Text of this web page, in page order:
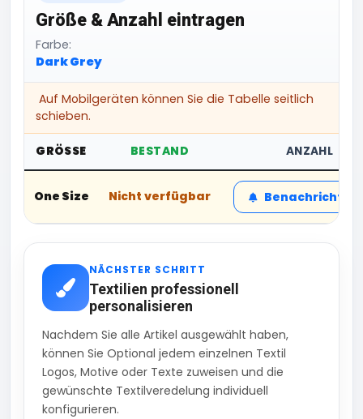
Größe & Anzahl eintragen
Farbe:
Dark Grey
Auf Mobilgeräten können Sie die Tabelle seitlich
schieben.
GRÖSSE BESTAND ANZAHL
One Size Nicht verfügbar
NÄCHSTER SCHRITT
Textilien professionell
personalisieren
Nachdem Sie alle Artikel ausgewählt haben,
können Sie Optional jedem einzelnen Textil
Logos, Motive oder Texte zuweisen und die
gewünschte Textilveredelung individuell
konfigurieren.